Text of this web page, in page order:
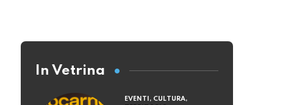
In Vetrina
EVENTI, CULTURA,